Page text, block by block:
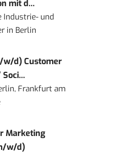
mit d...
Industrie- und
in Berlin
w/d) Customer
Frankfurt am
Marketing
w/d)